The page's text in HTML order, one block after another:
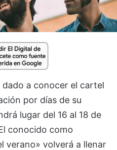
a conocer el cartel
por días de su
lugar del 16 al 18 de
conocido como
verano» volverá a llenar